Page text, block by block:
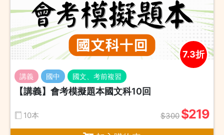
7.3折
講義 國中 國文、考前複習
【講義】會考模擬題本國文科10回
10本 $300 $219